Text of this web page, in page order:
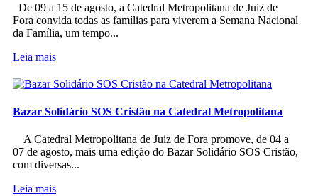
De 09 a 15 de agosto, a Catedral Metropolitana de Juiz de
Fora convida todas as famílias para viverem a Semana Nacional
da Família, um tempo...
Leia mais
Bazar Solidário SOS Cristão na Catedral Metropolitana
A Catedral Metropolitana de Juiz de Fora promove, de 04 a
07 de agosto, mais uma edição do Bazar Solidário SOS Cristão,
com diversas...
Leia mais